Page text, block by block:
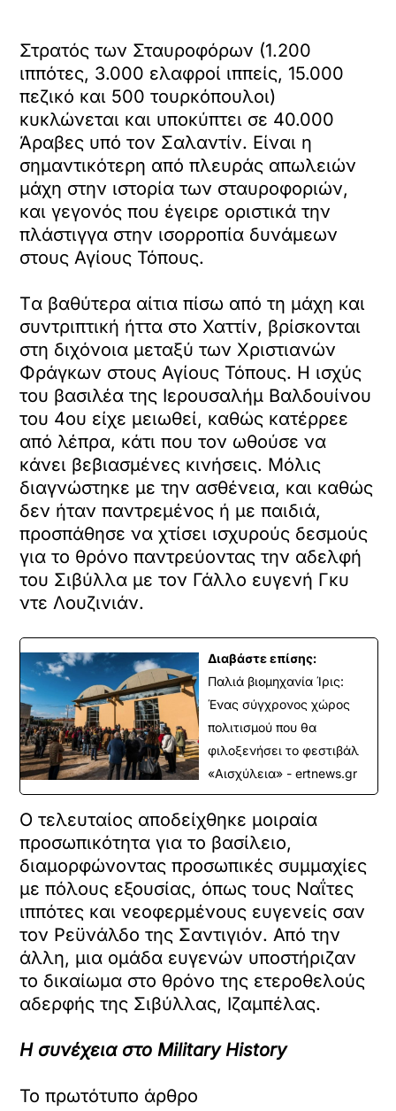
Στρατός των Σταυροφόρων (1.200
ιππότες, 3.000 ελαφροί ιππείς, 15.000
πεζικό και 500 τουρκόπουλοι)
κυκλώνεται και υποκύπτει σε 40.000
Άραβες υπό τον Σαλαντίν. Είναι η
σημαντικότερη από πλευράς απωλειών
μάχη στην ιστορία των σταυροφοριών,
και γεγονός που έγειρε οριστικά την
πλάστιγγα στην ισορροπία δυνάμεων
στους Αγίους Τόπους.
Tα βαθύτερα αίτια πίσω από τη μάχη και
συντριπτική ήττα στο Χαττίν, βρίσκονται
στη διχόνοια μεταξύ των Χριστιανών
Φράγκων στους Αγίους Τόπους. Η ισχύς
του βασιλέα της Ιερουσαλήμ Βαλδουίνου
του 4ου είχε μειωθεί, καθώς κατέρρεε
από λέπρα, κάτι που τον ωθούσε να
κάνει βεβιασμένες κινήσεις. Μόλις
διαγνώστηκε με την ασθένεια, και καθώς
δεν ήταν παντρεμένος ή με παιδιά,
προσπάθησε να χτίσει ισχυρούς δεσμούς
για το θρόνο παντρεύοντας την αδελφή
του Σιβύλλα με τον Γάλλο ευγενή Γκυ
ντε Λουζινιάν.
Διαβάστε επίσης:
Παλιά βιομηχανία Ίρις:
Ένας σύγχρονος χώρος
πολιτισμού που θα
φιλοξενήσει το φεστιβάλ
«Αισχύλεια» - ertnews.gr
Ο τελευταίος αποδείχθηκε μοιραία
προσωπικότητα για το βασίλειο,
διαμορφώνοντας προσωπικές συμμαχίες
με πόλους εξουσίας, όπως τους Ναΐτες
ιππότες και νεοφερμένους ευγενείς σαν
τον Ρεϋνάλδο της Σαντιγιόν. Από την
άλλη, μια ομάδα ευγενών υποστήριζαν
το δικαίωμα στο θρόνο της ετεροθελούς
αδερφής της Σιβύλλας, Ιζαμπέλας.
Η συνέχεια στο Military History
Το πρωτότυπο άρθρο